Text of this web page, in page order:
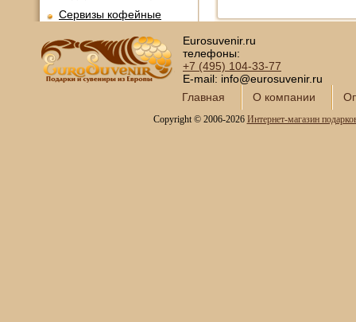
Сервизы кофейные
Сервизы чайные
Сундуки ручной работы
Статуэтки и скульптуры
Часы интерьерные
Eurosuvenir.ru
телефоны:
+7 (495) 104-33-77
E-mail: info@eurosuvenir.ru
Главная
О компании
Copyright © 2006-2026 Интернет-магазин